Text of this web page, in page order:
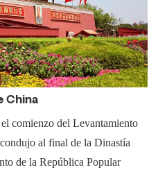
China
comienzo del Levantamiento
al final de la Dinastía
de la República Popular